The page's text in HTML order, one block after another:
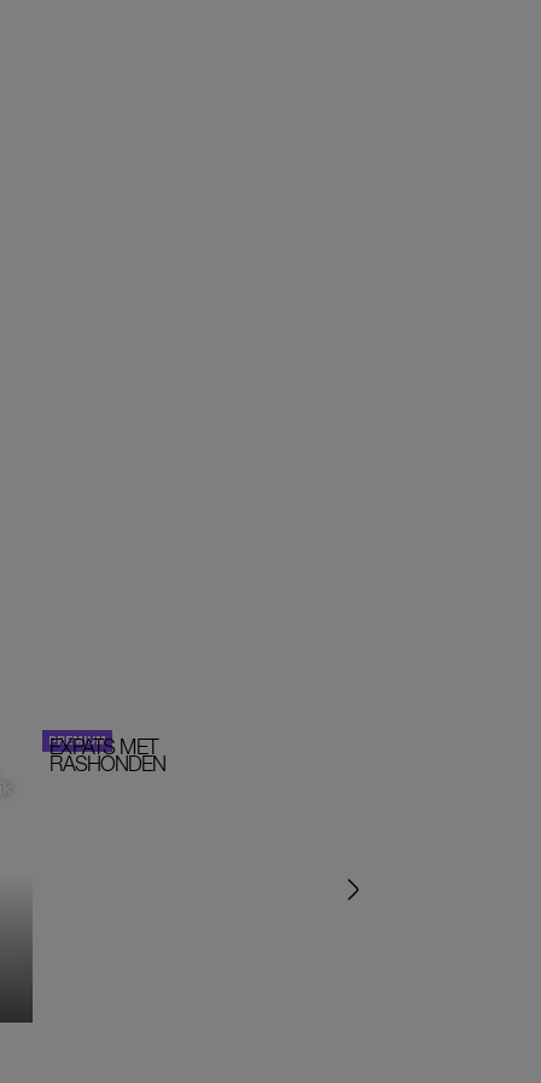
EXPATS MET
RASHONDEN